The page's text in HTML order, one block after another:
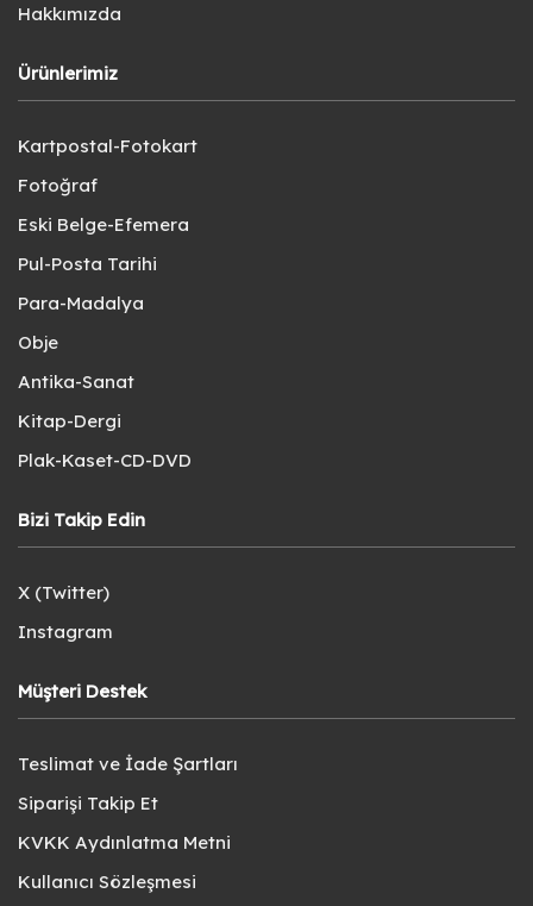
Hakkımızda
Ürünlerimiz
Kartpostal-Fotokart
Fotoğraf
Eski Belge-Efemera
Pul-Posta Tarihi
Para-Madalya
Obje
Antika-Sanat
Kitap-Dergi
Plak-Kaset-CD-DVD
Bizi Takip Edin
X (Twitter)
Instagram
Müşteri Destek
Teslimat ve İade Şartları
Siparişi Takip Et
KVKK Aydınlatma Metni
Kullanıcı Sözleşmesi